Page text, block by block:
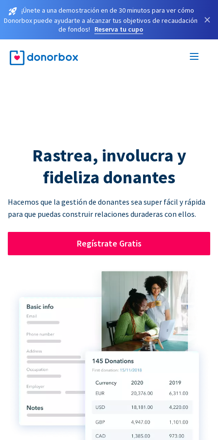
¡Únete a una demostración en de 30 minutos para ver cómo
Donorbox puede ayudarte a alcanzar tus objetivos de recaudación
de fondos!
Reserva tu cupo
×
Rastrea, involucra y
fideliza donantes
Hacemos que la gestión de donantes sea super fácil y rápida
para que puedas construir relaciones duraderas con ellos.
Regístrate Gratis